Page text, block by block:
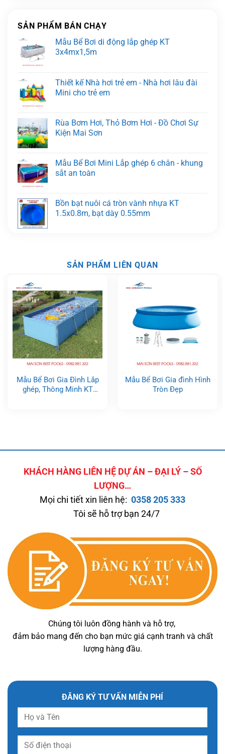
SẢN PHẨM BÁN CHẠY
Mẫu Bể Bơi di động lắp ghép KT
3x4mx1,5m
Thiết kế Nhà hơi trẻ em - Nhà hơi lâu đài
Mini cho trẻ em
Rùa Bơm Hơi, Thỏ Bơm Hơi - Đồ Chơi Sự
Kiện Mai Sơn
Mẫu Bể Bơi Mini Lắp ghép 6 chân - khung
sắt an toàn
Bồn bạt nuôi cá tròn vành nhựa KT
1.5x0.8m, bạt dày 0.55mm
SẢN PHẨM LIÊN QUAN
Mẫu Bể Bơi Gia Đình Lắp
ghép, Thông Minh KT
Mẫu Bể Bơi Gia đình Hình
Tròn Đẹp
KHÁCH HÀNG LIÊN HỆ DỰ ÁN – ĐẠI LÝ – SỐ
LƯỢNG…
Mọi chi tiết xin liên hệ: 0358 205 333
Tôi sẽ hỗ trợ bạn 24/7
Chúng tôi luôn đồng hành và hỗ trợ,
đảm bảo mang đến cho bạn mức giá cạnh tranh và chất
lượng hàng đầu.
ĐĂNG KÝ TƯ VẤN MIỄN PHÍ